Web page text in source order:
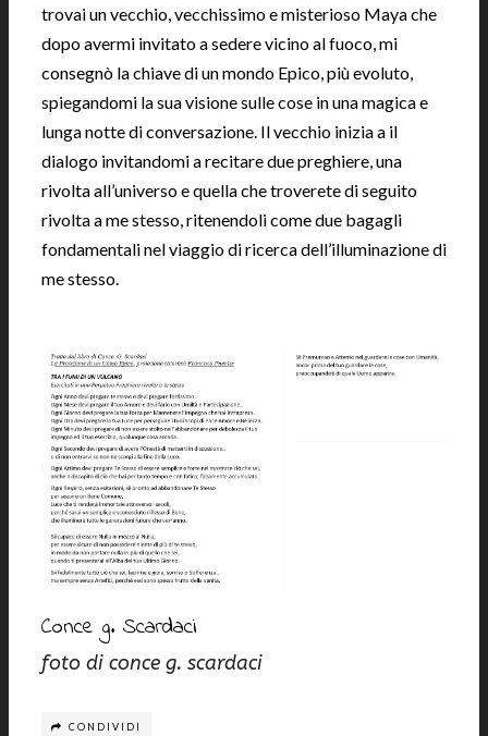
trovai un vecchio, vecchissimo e misterioso Maya che
dopo avermi invitato a sedere vicino al fuoco, mi
consegnò la chiave di un mondo Epico, più evoluto,
spiegandomi la sua visione sulle cose in una magica e
lunga notte di conversazione. Il vecchio inizia a il
dialogo invitandomi a recitare due preghiere, una
rivolta all’universo e quella che troverete di seguito
rivolta a me stesso, ritenendoli come due bagagli
fondamentali nel viaggio di ricerca dell’illuminazione di
me stesso.
Conce g. Scardaci
foto di conce g. scardaci
CONDIVIDI